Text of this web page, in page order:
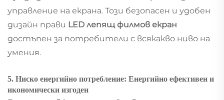
управление на екрана. Този безопасен и удобен
дизайн прави LED лепящ филмов екран
достъпен за потребители с всякакво ниво на
умения.
5. Ниско енергийно потребление: Енергийно ефективен и
икономически изгоден